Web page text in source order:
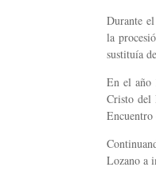
Durante
la
sustituía
En el año
Cristo del
Encuentro
Lozano a